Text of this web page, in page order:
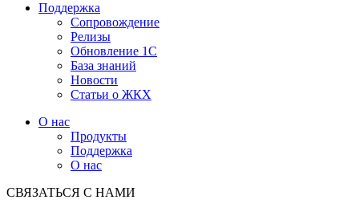
Поддержка
Сопровождение
Релизы
Обновление 1С
База знаний
Новости
Статьи о ЖКХ
О нас
Продукты
Поддержка
О нас
СВЯЗАТЬСЯ С НАМИ